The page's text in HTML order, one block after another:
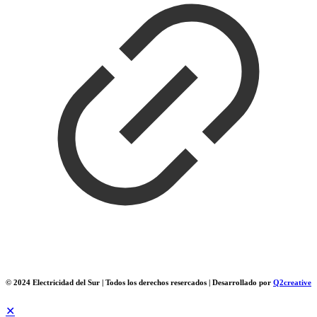
© 2024 Electricidad del Sur | Todos los derechos resercados | Desarrollado por Q2creative
✕